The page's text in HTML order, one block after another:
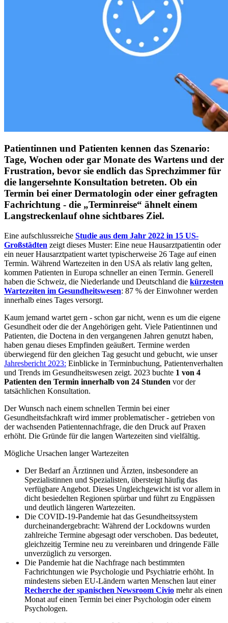
Patientinnen und Patienten kennen das Szenario:
Tage, Wochen oder gar Monate des Wartens und der
Frustration, bevor sie endlich das Sprechzimmer für
die langersehnte Konsultation betreten. Ob ein
Termin bei einer Dermatologin oder einer gefragten
Fachrichtung - die „Terminreise“ ähnelt einem
Langstreckenlauf ohne sichtbares Ziel.
Eine aufschlussreiche Studie aus dem Jahr 2022 in 15 US-
Großstädten zeigt dieses Muster: Eine neue Hausarztpatientin oder
ein neuer Hausarztpatient wartet typischerweise 26 Tage auf einen
Termin. Während Wartezeiten in den USA als relativ lang gelten,
kommen Patienten in Europa schneller an einen Termin. Generell
haben die Schweiz, die Niederlande und Deutschland die kürzesten
Wartezeiten im Gesundheitswesen: 87 % der Einwohner werden
innerhalb eines Tages versorgt.
Kaum jemand wartet gern - schon gar nicht, wenn es um die eigene
Gesundheit oder die der Angehörigen geht. Viele Patientinnen und
Patienten, die Doctena in den vergangenen Jahren genutzt haben,
haben genau dieses Empfinden geäußert. Termine werden
überwiegend für den gleichen Tag gesucht und gebucht, wie unser
Jahresbericht 2023: Einblicke in Terminbuchung, Patientenverhalten
und Trends im Gesundheitswesen zeigt. 2023 buchte 1 von 4
Patienten den Termin innerhalb von 24 Stunden vor der
tatsächlichen Konsultation.
Der Wunsch nach einem schnellen Termin bei einer
Gesundheitsfachkraft wird immer problematischer - getrieben von
der wachsenden Patientennachfrage, die den Druck auf Praxen
erhöht. Die Gründe für die langen Wartezeiten sind vielfältig.
Mögliche Ursachen langer Wartezeiten
Der Bedarf an Ärztinnen und Ärzten, insbesondere an
Spezialistinnen und Spezialisten, übersteigt häufig das
verfügbare Angebot. Dieses Ungleichgewicht ist vor allem in
dicht besiedelten Regionen spürbar und führt zu Engpässen
und deutlich längeren Wartezeiten.
Die COVID-19-Pandemie hat das Gesundheitssystem
durcheinandergebracht: Während der Lockdowns wurden
zahlreiche Termine abgesagt oder verschoben. Das bedeutet,
gleichzeitig Termine neu zu vereinbaren und dringende Fälle
unverzüglich zu versorgen.
Die Pandemie hat die Nachfrage nach bestimmten
Fachrichtungen wie Psychologie und Psychiatrie erhöht. In
mindestens sieben EU-Ländern warten Menschen laut einer
Recherche der spanischen Newsroom Civio mehr als einen
Monat auf einen Termin bei einer Psychologin oder einem
Psychologen.